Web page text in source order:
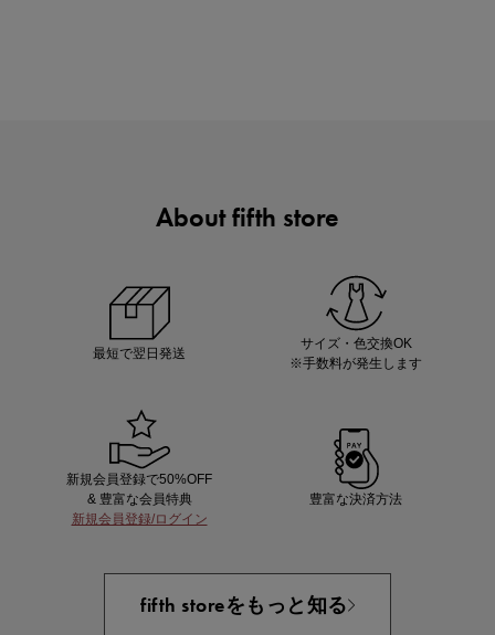
About fifth store
最短で翌日発送
サイズ・色交換OK
※手数料が発生します
新規会員登録で50%OFF
& 豊富な会員特典
新規会員登録/ログイン
豊富な決済方法
fifth storeをもっと知る